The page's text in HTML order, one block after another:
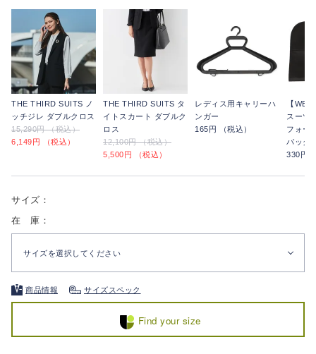
THE THIRD SUITS ノ
ッチジレ ダブルクロス
15,290円 （税込）
6,149円 （税込）
THE THIRD SUITS タ
イトスカート ダブルク
ロス
12,100円 （税込）
5,500円 （税込）
レディス用キャリーハ
ンガー
165円 （税込）
【
スーツ
フォー
バッグ
330円
サイズ：
在 庫：
サイズを選択してください
商品情報 サイズスペック
Find your size